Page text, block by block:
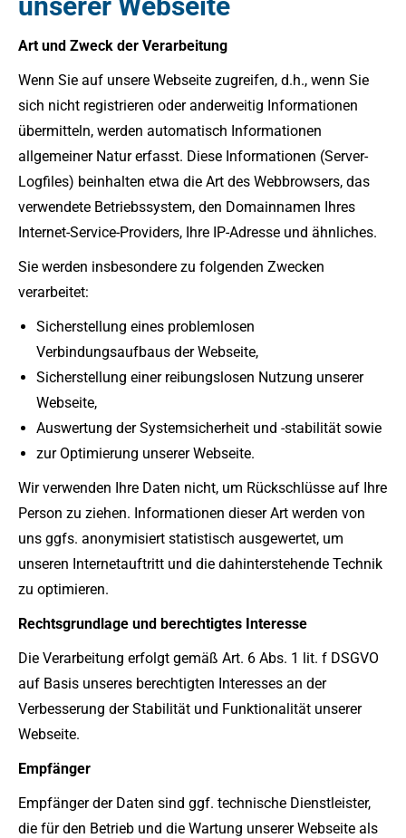
Art und Zweck der Verarbeitung
Wenn Sie auf unsere Webseite zugreifen, d.h., wenn Sie
sich nicht registrieren oder anderweitig Informationen
übermitteln, werden automatisch Informationen
allgemeiner Natur erfasst. Diese Informationen (Server-
Logfiles) beinhalten etwa die Art des Webbrowsers, das
verwendete Betriebssystem, den Domainnamen Ihres
Internet-Service-Providers, Ihre IP-Adresse und ähnliches.
Sie werden insbesondere zu folgenden Zwecken
verarbeitet:
Sicherstellung eines problemlosen
Verbindungsaufbaus der Webseite,
Sicherstellung einer reibungslosen Nutzung unserer
Webseite,
Auswertung der Systemsicherheit und -stabilität sowie
zur Optimierung unserer Webseite.
Wir verwenden Ihre Daten nicht, um Rückschlüsse auf Ihre
Person zu ziehen. Informationen dieser Art werden von
uns ggfs. anonymisiert statistisch ausgewertet, um
unseren Internetauftritt und die dahinterstehende Technik
zu optimieren.
Rechtsgrundlage und berechtigtes Interesse
Die Verarbeitung erfolgt gemäß Art. 6 Abs. 1 lit. f DSGVO
auf Basis unseres berechtigten Interesses an der
Verbesserung der Stabilität und Funktionalität unserer
Webseite.
Empfänger
Empfänger der Daten sind ggf. technische Dienstleister,
die für den Betrieb und die Wartung unserer Webseite als